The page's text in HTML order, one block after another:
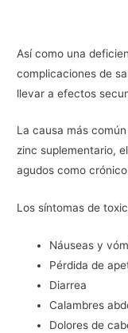
Así como una
complicaciones de
llevar a efectos
La causa más
zinc suplementario,
agudos como
Los síntomas de
Náuseas y
Pérdida de
Diarrea
Calambres
Dolores de